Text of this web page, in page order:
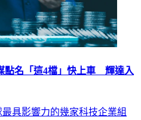
點名「這4檔」快上車 輝達入
具影響力的幾家科技企業組